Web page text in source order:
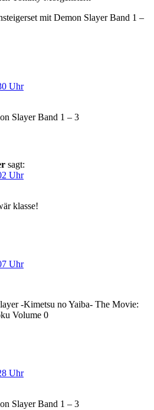
mit Demon Slayer Band 1 –
Uhr
Slayer Band 1 – 3
sagt:
Uhr
klasse!
Uhr
-Kimetsu no Yaiba- The Movie:
Volume 0
Uhr
Slayer Band 1 – 3